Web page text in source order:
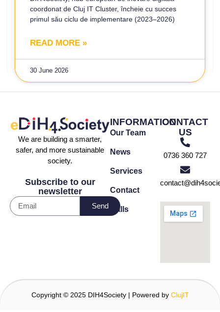
coordonat de Cluj IT Cluster, încheie cu succes
primul său ciclu de implementare (2023–2026)
READ MORE »
30 June 2026
We are building a smarter,
safer, and more sustainable
society.
Subscribe to our
newsletter
Send
INFORMATION
Our Team
News
Services
Contact
Calls
CONTACT
US
0736 360 727
Copyright © 2025 DIH4Society | Powered by ClujIT